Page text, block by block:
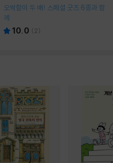
오싹함이 두 배! 스페셜 굿즈 6종과 함
께
10.0 ( 2)